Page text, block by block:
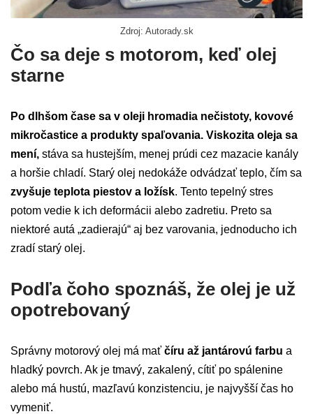
Zdroj: Autorady.sk
Čo sa deje s motorom, keď olej
starne
Po dlhšom čase sa v oleji hromadia nečistoty, kovové
mikročastice a produkty spaľovania. Viskozita oleja sa
mení, stáva sa hustejším, menej prúdi cez mazacie kanály
a horšie chladí. Starý olej nedokáže odvádzať teplo, čím sa
zvyšuje teplota piestov a ložísk. Tento tepelný stres
potom vedie k ich deformácii alebo zadretiu. Preto sa
niektoré autá „zadierajú“ aj bez varovania, jednoducho ich
zradí starý olej.
Podľa čoho spoznáš, že olej je už
opotrebovaný
Správny motorový olej má mať číru až jantárovú farbu a
hladký povrch. Ak je tmavý, zakalený, cítiť po spálenine
alebo má hustú, mazľavú konzistenciu, je najvyšší čas ho
vymeniť.